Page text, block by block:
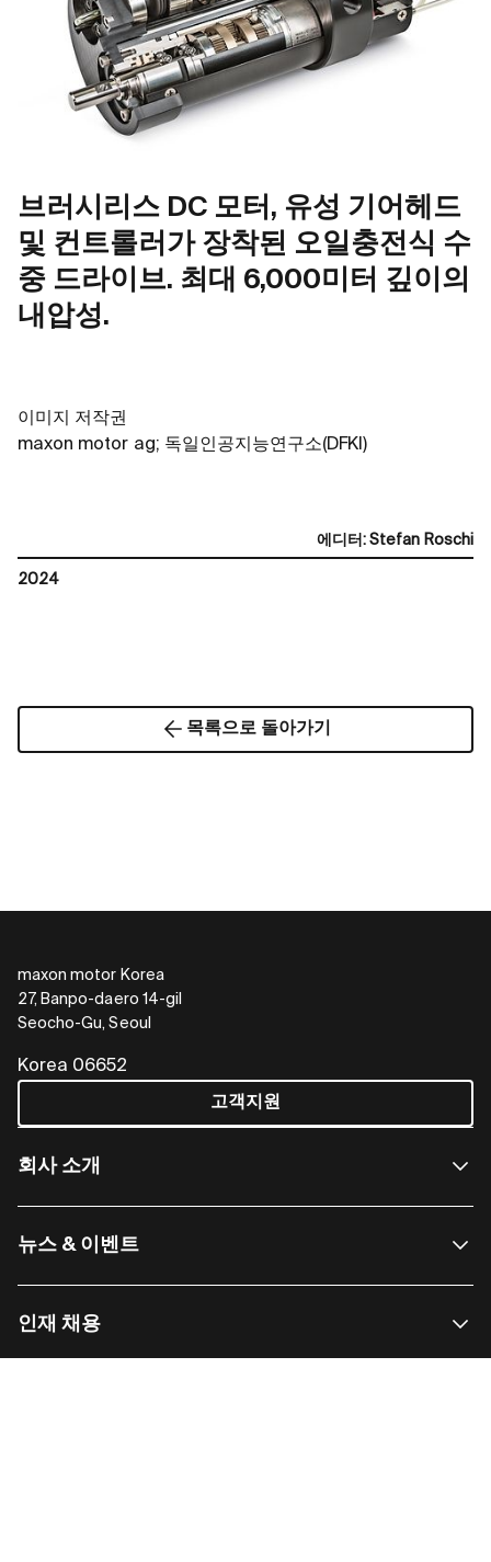
브러시리스 DC 모터, 유성 기어헤드
및 컨트롤러가 장착된 오일충전식 수
중 드라이브. 최대 6,000미터 깊이의
내압성.
이미지 저작권
maxon motor ag; 독일인공지능연구소(DFKI)
에디터 : Stefan Roschi
2024
목록으로 돌아가기
maxon motor Korea
27, Banpo-daero 14-gil
Seocho-Gu, Seoul
Korea 06652
고객지원
회사 소개
뉴스 & 이벤트
인재 채용